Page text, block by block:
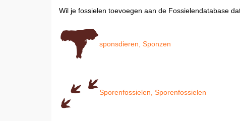
Wil je fossielen toevoegen aan de Fossielendatabase
sponsdieren, Sponzen
Sporenfossielen, Sporenfossielen